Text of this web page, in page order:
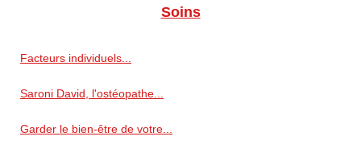
Soins
Facteurs individuels...
Saroni David, l'ostéopathe...
Garder le bien-être de votre...